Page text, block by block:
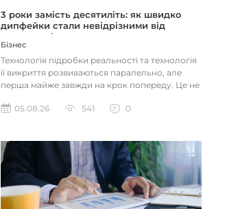
3 роки замість десятиліть: як швидко
дипфейки стали невідрізними від
реальності
Бізнес
Технологія підробки реальності та технологія
її викриття розвиваються паралельно, але
перша майже завжди на крок попереду. Це не
05.08.26
541 0